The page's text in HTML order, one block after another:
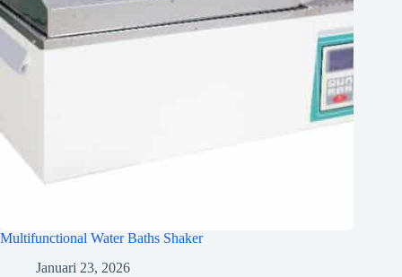
Multifunctional Water Baths Shaker
Januari 23, 2026